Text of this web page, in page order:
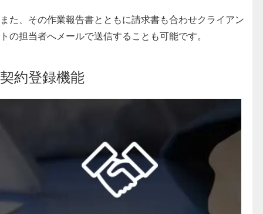
また、その作業報告書とともに請求書も合わせクライアン
トの担当者へメールで送信することも可能です。
契約登録機能